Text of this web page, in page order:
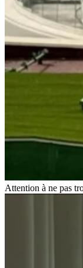
Attention à ne pas